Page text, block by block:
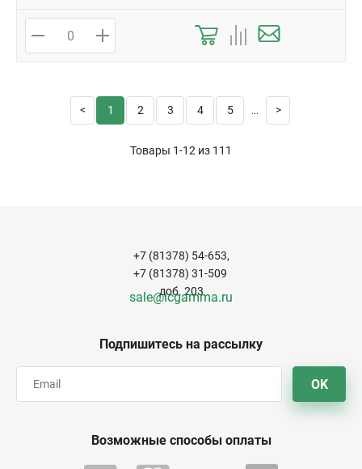
1 2 3 4 5 ...
Товары 1-12 из 111
Подпишитесь на рассылку
OK
+7 (81378) 54-653,
+7 (81378) 31-509
доб. 203
sale@icgamma.ru
Возможные способы оплаты